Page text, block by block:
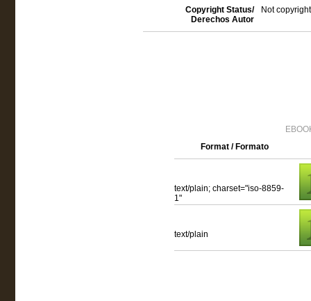
Copyright Status/
Derechos Autor
Not
Format / Formato
text/plain; charset="iso-8859-
1"
text/plain